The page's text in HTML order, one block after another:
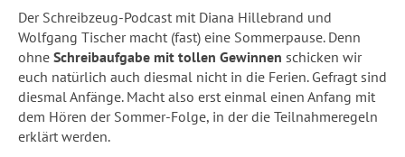
Der Schreibzeug-Podcast mit Diana Hillebrand und
Wolfgang Tischer macht (fast) eine Sommerpause. Denn
ohne Schreibaufgabe mit tollen Gewinnen schicken wir
euch natürlich auch diesmal nicht in die Ferien. Gefragt sind
diesmal Anfänge. Macht also erst einmal einen Anfang mit
dem Hören der Sommer-Folge, in der die Teilnahmeregeln
erklärt werden.